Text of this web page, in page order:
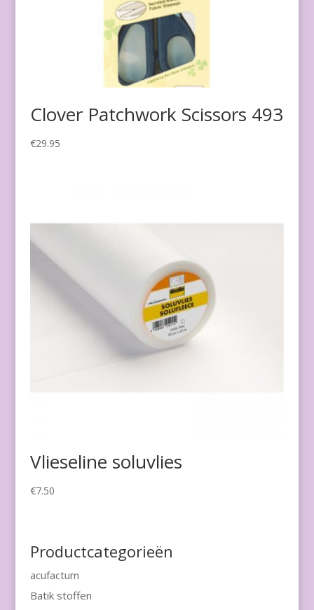
Clover Patchwork Scissors 493
€29.95
Vlieseline soluvlies
€7.50
Productcategorieën
acufactum
Batik stoffen